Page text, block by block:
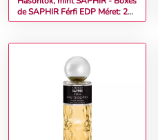
de SAPHIR Férfi EDP Méret: 200
ml